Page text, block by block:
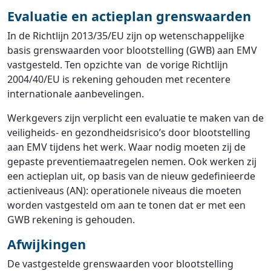
Evaluatie en actieplan grenswaarden
In de Richtlijn 2013/35/EU zijn op wetenschappelijke
basis grenswaarden voor blootstelling (GWB) aan EMV
vastgesteld. Ten opzichte van de vorige Richtlijn
2004/40/EU is rekening gehouden met recentere
internationale aanbevelingen.
Werkgevers zijn verplicht een evaluatie te maken van de
veiligheids- en gezondheidsrisico’s door blootstelling
aan EMV tijdens het werk. Waar nodig moeten zij de
gepaste preventiemaatregelen nemen. Ook werken zij
een actieplan uit, op basis van de nieuw gedefinieerde
actieniveaus (AN): operationele niveaus die moeten
worden vastgesteld om aan te tonen dat er met een
GWB rekening is gehouden.
Afwijkingen
De vastgestelde grenswaarden voor blootstelling